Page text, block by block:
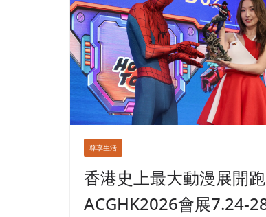
尊享生活
香港史上最大動漫展開跑
ACGHK2026會展7.24-